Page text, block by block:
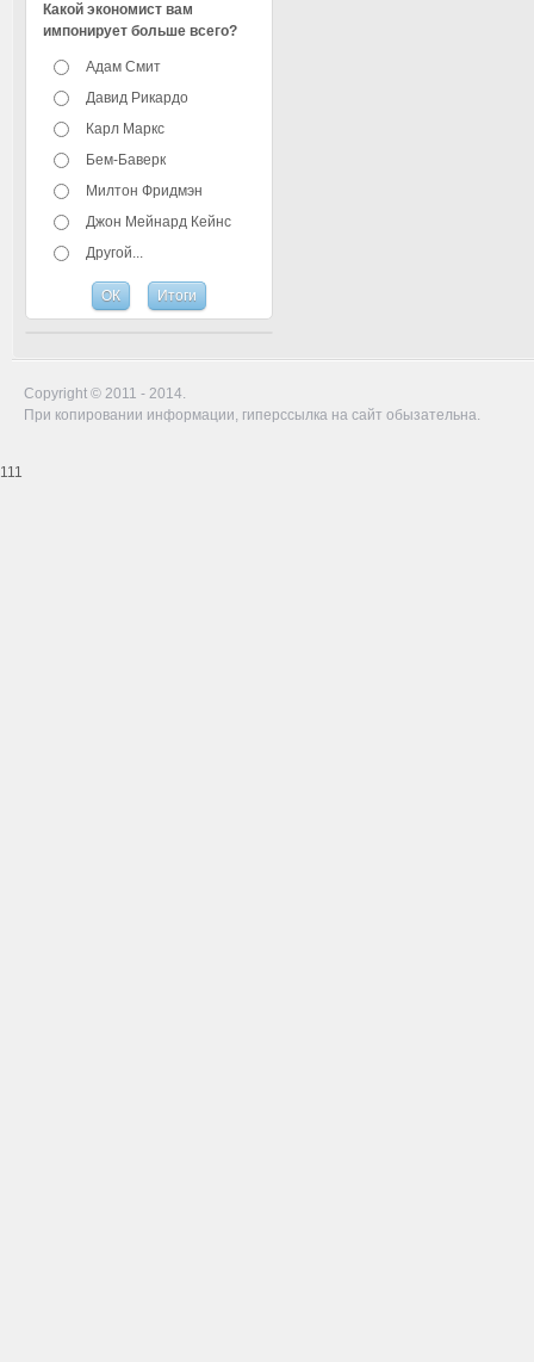
Какой экономист вам
импонирует больше всего?
Адам Смит
Давид Рикардо
Карл Маркс
Бем-Баверк
Милтон Фридмэн
Джон Мейнард Кейнс
Другой...
Copyright © 2011 - 2014.
При копировании информации, гиперссылка на сайт обызательна.
111